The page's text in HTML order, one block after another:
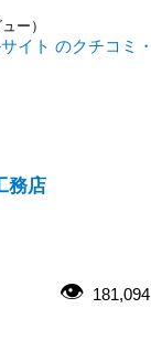
ー）
イト のクチコミ・
務店
181,094